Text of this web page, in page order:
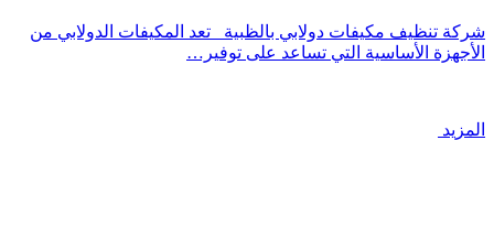
شركة تنظيف مكيفات دولابي بالظبية تعد المكيفات الدولابي من
الأجهزة الأساسية التي تساعد على توفير…
المزيد